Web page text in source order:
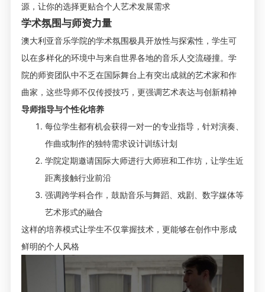
源，让你的选择更贴合个人艺术发展需求
学术氛围与师资力量
澳大利亚音乐学院的学术氛围极具开放性与探索性，学生可
以在多样化的环境中与来自世界各地的音乐人交流碰撞。学
院的师资团队中不乏在国际舞台上有突出成就的艺术家和作
曲家，这些导师不仅传授技巧，更强调艺术表达与创新精神
导师指导与个性化培养
每位学生都有机会获得一对一的专业指导，针对演奏、
作曲或制作的独特需求设计训练计划
学院定期邀请国际大师进行大师班和工作坊，让学生近
距离接触行业前沿
强调跨学科合作，鼓励音乐与舞蹈、戏剧、数字媒体等
艺术形式的融合
这样的培养模式让学生不仅掌握技术，更能够在创作中形成
鲜明的个人风格